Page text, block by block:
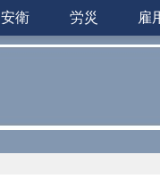
安衛 労災 雇